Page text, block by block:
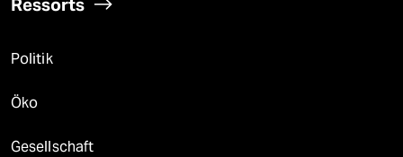
Ressorts
Politik
Öko
Gesellschaft